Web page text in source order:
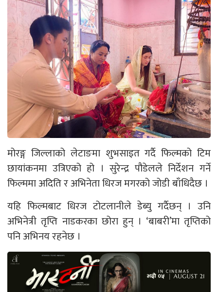
मोरङ्ग जिल्लाको लेटाङमा शुभसाइत गर्दै फिल्मको टिम
छायांकनमा उत्रिएको हो । सुरेन्द्र पौडेलले निर्देशन गर्ने
फिल्ममा अदिति र अभिनेता धिरज मगरको जोडी बाँधिदैछ ।
यहि फिल्मबाट धिरज टोटलानीले डेब्यु गर्दैछन् । उनि
अभिनेत्री तृप्ति नाडकरका छोरा हुन् । ‘बाबरी’मा तृप्तिको
पनि अभिनय रहनेछ ।